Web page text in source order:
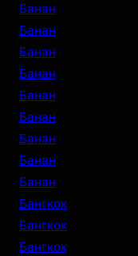
Банан
Банан
Банан
Банан
Банан
Банан
Банан
Банан
Банан
Бангкок
Бангкок
Бангкок